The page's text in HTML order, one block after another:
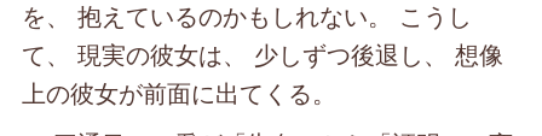
を、 抱えているのかもしれない。 こうし
て、 現実の彼女は、 少しずつ後退し、 想像
上の彼女が前面に出てくる。